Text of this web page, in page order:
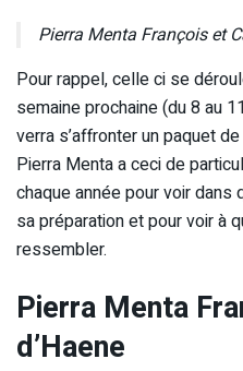
Pierra Menta François et
Pour rappel, celle ci se
semaine prochaine (du 8 au
verra s’affronter un paquet
Pierra Menta a ceci de
chaque année pour voir
sa préparation et pour voir à
ressembler.
Pierra Menta
d’Haene